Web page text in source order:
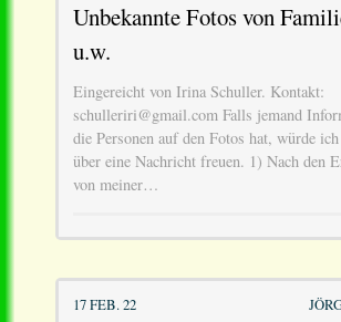
Unbekannte Fotos von
u.w.
Eingereicht von Irina Schuller. Kontakt:
schulleriri@gmail.com Falls jemand
die Personen auf den Fotos hat, würde
über eine Nachricht freuen. 1) Nach den
von meiner…
17 FEB. 22